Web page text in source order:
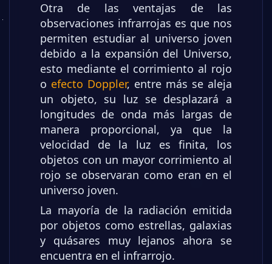
Otra de las ventajas de las
observaciones infrarrojas es que nos
permiten estudiar al universo joven
debido a la expansión del Universo,
esto mediante el corrimiento al rojo
o efecto Doppler, entre más se aleja
un objeto, su luz se desplazará a
longitudes de onda más largas de
manera proporcional, ya que la
velocidad de la luz es finita, los
objetos con un mayor corrimiento al
rojo se observaran como eran en el
universo joven.
La mayoría de la radiación emitida
por objetos como estrellas, galaxias
y quásares muy lejanos ahora se
encuentra en el infrarrojo.